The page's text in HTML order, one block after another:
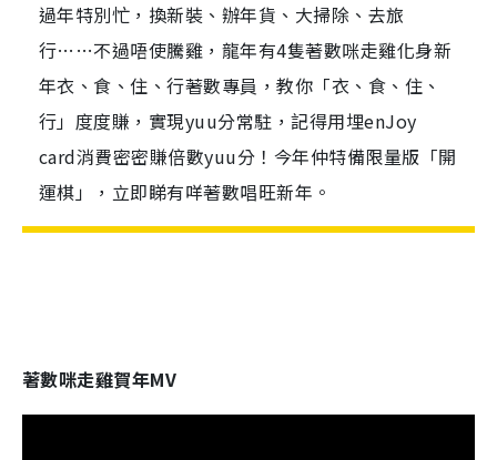
過年特別忙，換新裝、辦年貨、大掃除、去旅
行……不過唔使騰雞，龍年有4隻著數咪走雞化身新
年衣、食、住、行著數專員，教你「衣、食、住、
行」度度賺，實現yuu分常駐，記得用埋enJoy
card消費密密賺倍數yuu分！今年仲特備限量版「開
運棋」，立即睇有咩著數唱旺新年。
著數咪走雞賀年MV